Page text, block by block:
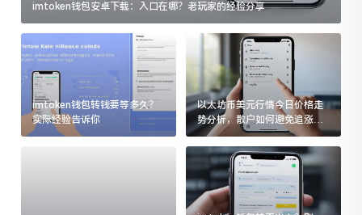
imtoken钱包安卓下载：入口在哪？老玩家的经验分享
imtoken钱包转钱要等多久？
实际经验告诉你
以太坊币美元行情今日价格走
势分析，散户如何避免追涨杀
跌被套牢